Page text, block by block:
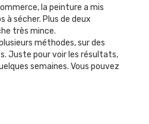
la peinture a mis
à sécher. Plus de deux
très mince.
méthodes, sur des
Juste pour voir les résultats,
semaines. Vous pouvez